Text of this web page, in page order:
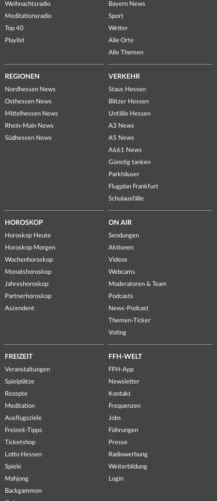
Weihnachtsradio
Meditationsradio
Top 40
Playlist
Bayern News
Sport
Wetter
Alle Orte
Alle Themen
REGIONEN
Nordhessen News
Osthessen News
Mittelhessen News
Rhein-Main News
Südhessen News
VERKEHR
Staus Hessen
Blitzer Hessen
Unfälle Hessen
A3 News
A5 News
A661 News
Günstig tanken
Parkhäuser
Flugplan Frankfurt
Schulausfälle
HOROSKOP
Horoskop Heute
Horoskop Morgen
Wochenhoroskop
Monatshoroskop
Jahreshoroskop
Partnerhoroskop
Aszendent
ON AIR
Sendungen
Aktionen
Videos
Webcams
Moderatoren & Team
Podcasts
News-Podcast
Themen-Ticker
Voting
FREIZEIT
Veranstaltungen
Spielplätze
Rezepte
Meditation
Ausflugsziele
Freizeit-Tipps
Ticketshop
Lotto Hessen
Spiele
Mahjong
Backgammon
FFH-WELT
FFH-App
Newsletter
Kontakt
Frequenzen
Jobs
Führungen
Presse
Radiowerbung
Weiterbildung
Login